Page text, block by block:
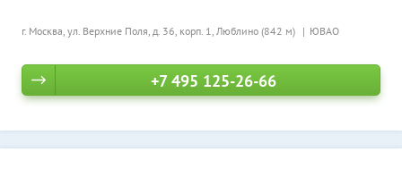
г. Москва, ул. Верхние Поля, д. 36, корп. 1, Люблино (842 м) ЮВАО
+7 495 125-26-66